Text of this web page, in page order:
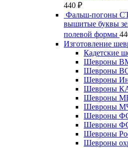
440 ₽
Фальш-погоны
вышитые буквы
полевой формы
Изготовление
Кадетские
Шевроны
Шевроны
Шевроны
Шевроны
Шевроны
Шевроны
Шевроны
Шевроны
Шевроны
Шевроны